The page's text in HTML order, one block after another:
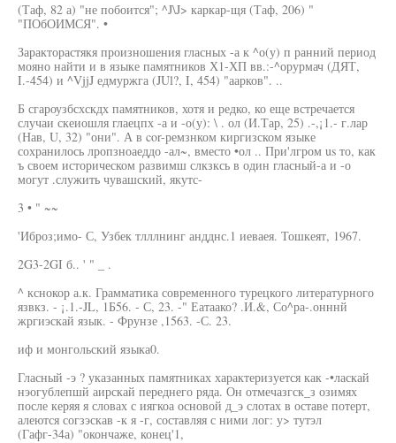
(Таф, 82 а) "не побоится"; ^J\J> каркар-щя (Таф, 206) "
"ПОбОИМСЯ". •
Заракторастякя произношения гласных -а к ^о(у) п ранний период
мояно найти и в языке памятников Х1-ХП вв.:-^орурмач (ДЯТ,
I.-454) и ^VjjJ едмуржга (JUl?, I, 454) "аарков". ..
Б сгароузбсхскдх памятников, хотя и редко, ко еще встречается
случаи скеиошля глаецпх -а и -о(у): \ . ол (И.Тар, 25) .-,¡1.- г.лар
(Нав, U, 32) "они". А в cor-ремзнком киргизском языке
сохранилось лропзноаеддо -ал~, вместо •ол .. При'лгром us то, как
ъ своем историческом развимш слкзксь в один гласный-а и -о
могут .служить чувашский, якутс-
3 • " ~~
'Иброз;имо- С, Узбек тлллнинг андднс.1 иеваея. Тошкеят, 1967.
2G3-2GI б.. ' " _ .
^ кснокор а.к. Грамматика современного турецкого литературного
язвкз. - ¡.1.-JL, 1Б56. - С, 23. -" Еатаако? .И.&, Со^ра-.онннй
жргиэскай язык. - Фрунзе ,1563. -С. 23.
иф и монгольский языка0.
Гласный -э ? указанных памятниках характеризуется как -•ласкай
нэогублепшй аирскай переднего ряда. Он отмечазгск_з озимях
после керяя я словах с иягкоа основой д_э слотах в оставе потерт,
алеются согзэскав -к я -г, составляя с ними лог: у> тутэл
(Гафг-34а) "окончаже, конец'1,